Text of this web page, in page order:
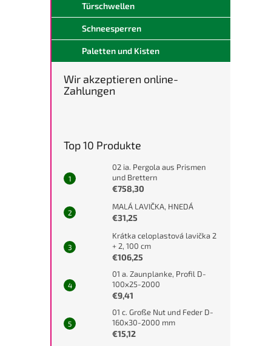
Türschwellen
Schneesperren
Paletten und Kisten
Wir akzeptieren online-
Zahlungen
Top 10 Produkte
02 ia. Pergola aus Prismen
und Brettern
€758,30
MALÁ LAVIČKA, HNEDÁ
€31,25
Krátka celoplastová lavička 2
+ 2, 100 cm
€106,25
01 a. Zaunplanke, Profil D-
100x25-2000
€9,41
01 c. Große Nut und Feder D-
160x30-2000 mm
€15,12